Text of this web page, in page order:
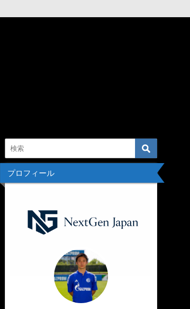
シュトゥットガルト界隈
【ドイツ旅行】中世の町ハイデル
ベルグ おすすめの観光スポットを
巡る王道モデルコースをご紹介
プロフィール